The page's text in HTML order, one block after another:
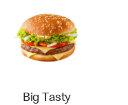
Big Tasty